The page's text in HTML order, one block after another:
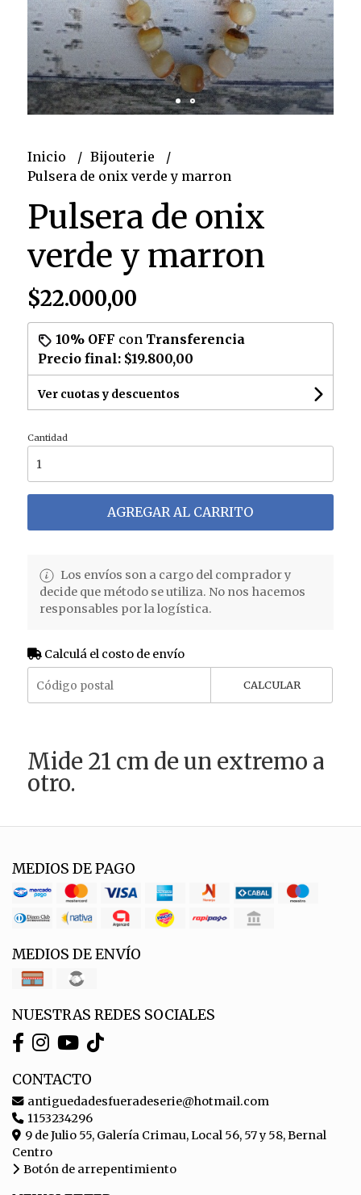
Inicio
Bijouterie
Pulsera de onix verde y marron
Pulsera de onix
verde y marron
$22.000,00
10% OFF con Transferencia
Precio final: $19.800,00
Ver cuotas y descuentos
Cantidad
AGREGAR AL CARRITO
Los envíos son a cargo del comprador y
decide que método se utiliza. No nos hacemos
responsables por la logística.
Calculá el costo de envío
CALCULAR
Mide 21 cm de un extremo a
otro.
MEDIOS DE PAGO
MEDIOS DE ENVÍO
NUESTRAS REDES SOCIALES
CONTACTO
antiguedadesfueradeserie@hotmail.com
1153234296
9 de Julio 55, Galería Crimau, Local 56, 57 y 58, Bernal
Centro
Botón de arrepentimiento